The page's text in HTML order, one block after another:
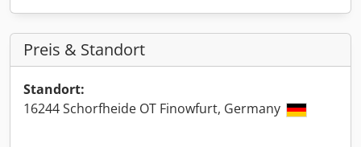
Preis & Standort
Standort:
16244 Schorfheide OT Finowfurt, Germany